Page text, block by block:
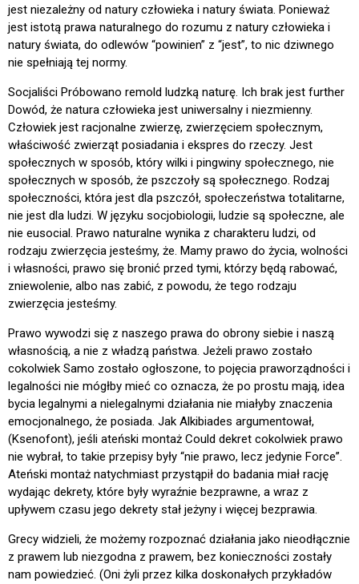
jest niezależny od natury człowieka i natury świata. Ponieważ
jest istotą prawa naturalnego do rozumu z natury człowieka i
natury świata, do odlewów “powinien” z “jest”, to nic dziwnego
nie spełniają tej normy.
Socjaliści Próbowano remold ludzką naturę. Ich brak jest further
Dowód, że natura człowieka jest uniwersalny i niezmienny.
Człowiek jest racjonalne zwierzę, zwierzęciem społecznym,
właściwość zwierząt posiadania i ekspres do rzeczy. Jest
społecznych w sposób, który wilki i pingwiny społecznego, nie
społecznych w sposób, że pszczoły są społecznego. Rodzaj
społeczności, która jest dla pszczół, społeczeństwa totalitarne,
nie jest dla ludzi. W języku socjobiologii, ludzie są społeczne, ale
nie eusocial. Prawo naturalne wynika z charakteru ludzi, od
rodzaju zwierzęcia jesteśmy, że. Mamy prawo do życia, wolności
i własności, prawo się bronić przed tymi, którzy będą rabować,
zniewolenie, albo nas zabić, z powodu, że tego rodzaju
zwierzęcia jesteśmy.
Prawo wywodzi się z naszego prawa do obrony siebie i naszą
własnością, a nie z władzą państwa. Jeżeli prawo zostało
cokolwiek Samo zostało ogłoszone, to pojęcia praworządności i
legalności nie mógłby mieć co oznacza, że po prostu mają, idea
bycia legalnymi a nielegalnymi działania nie miałyby znaczenia
emocjonalnego, że posiada. Jak Alkibiades argumentował,
(Ksenofont), jeśli ateński montaż Could dekret cokolwiek prawo
nie wybrał, to takie przepisy były “nie prawo, lecz jedynie Force”.
Ateński montaż natychmiast przystąpił do badania miał rację
wydając dekrety, które były wyraźnie bezprawne, a wraz z
upływem czasu jego dekrety stał jeżyny i więcej bezprawia.
Grecy widzieli, że możemy rozpoznać działania jako nieodłącznie
z prawem lub niezgodna z prawem, bez konieczności zostały
nam powiedzieć. (Oni żyli przez kilka doskonałych przykładów